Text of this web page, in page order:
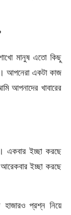
মানুষ এতো কিছু
আপনেরা একটা কাজ
আপনাদের খাবারের
একবার ইচ্ছা করছে
ইচ্ছা করছে
প্রশ্ন নিয়ে